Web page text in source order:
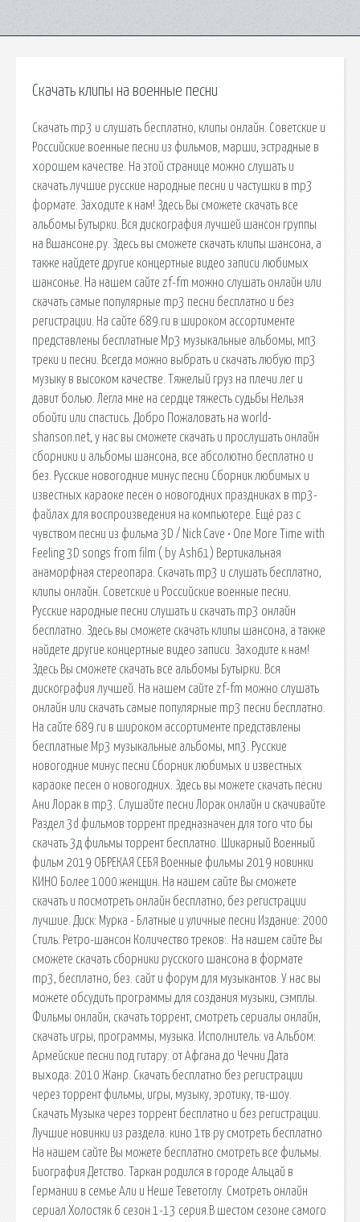
Скачать клипы на военные песни
Скачать mp3 и слушать бесплатно, клипы онлайн. Советские и
Российские военные песни из фильмов, марши, эстрадные в
хорошем качестве. На этой странице можно слушать и
скачать лучшие русские народные песни и частушки в mp3
формате. Заходите к нам! Здесь Вы сможете скачать все
альбомы Бутырки. Вся дискография лучшей шансон группы
на Вшансоне.ру. Здесь вы сможете скачать клипы шансона, а
также найдете другие концертные видео записи любимых
шансонье. На нашем сайте zf-fm можно слушать онлайн или
скачать самые популярные mp3 песни бесплатно и без
регистрации. На сайте 689.ru в широком ассортименте
представлены бесплатные Mp3 музыкальные альбомы, мп3
треки и песни. Всегда можно выбрать и скачать любую mp3
музыку в высоком качестве. Тяжелый груз на плечи лег и
давит болью. Легла мне на сердце тяжесть судьбы Нельзя
обойти или спастись. Добро Пожаловать на world-
shanson.net, у нас вы сможете скачать и прослушать онлайн
сборники и альбомы шансона, все абсолютно бесплатно и
без. Русские новогодние минус песни Сборник любимых и
известных караоке песен о новогодних праздниках в mp3-
файлах для воспроизведения на компьютере. Ещё раз с
чувством песни из фильма 3D / Nick Cave • One More Time with
Feeling 3D songs from film ( by Ash61) Вертикальная
анаморфная стереопара. Скачать mp3 и слушать бесплатно,
клипы онлайн. Советские и Российские военные песни.
Русские народные песни слушать и скачать mp3 онлайн
бесплатно. Здесь вы сможете скачать клипы шансона, а также
найдете другие концертные видео записи. Заходите к нам!
Здесь Вы сможете скачать все альбомы Бутырки. Вся
дискография лучшей. На нашем сайте zf-fm можно слушать
онлайн или скачать самые популярные mp3 песни бесплатно.
На сайте 689.ru в широком ассортименте представлены
бесплатные Mp3 музыкальные альбомы, мп3. Русские
новогодние минус песни Сборник любимых и известных
караоке песен о новогодних. Здесь вы можете скачать песни
Ани Лорак в mp3. Слушайте песни Лорак онлайн и скачивайте
Раздел 3d фильмов торрент предназначен для того что бы
скачать 3д фильмы торрент бесплатно. Шикарный Военный
фильм 2019 ОБРЕКАЯ СЕБЯ Военные фильмы 2019 новинки
КИНО Более 1000 женщин. На нашем сайте Вы сможете
скачать и посмотреть онлайн бесплатно, без регистрации
лучшие. Диск: Мурка - Блатные и уличные песни Издание: 2000
Стиль: Ретро-шансон Количество треков:. На нашем сайте Вы
сможете скачать сборники русского шансона в формате
mp3, бесплатно, без. cайт и форум для музыкантов. У нас вы
можете обсудить программы для создания музыки, сэмплы.
Фильмы онлайн, скачать торрент, смотреть сериалы онлайн,
скачать игры, программы, музыка. Исполнитель: va Альбом:
Армейские песни под гитару: от Афгана до Чечни Дата
выхода: 2010 Жанр. Скачать бесплатно без регистрации
через торрент фильмы, игры, музыку, эротику, тв-шоу.
Скачать Музыка через торрент бесплатно и без регистрации.
Лучшие новинки из раздела. кино 1тв ру смотреть бесплатно
На нашем сайте Вы можете бесплатно смотреть все фильмы.
Биография Детство. Таркан родился в городе Альцай в
Германии в семье Али и Неше Теветоглу. Смотреть онлайн
сериал Холостяк 6 сезон 1-13 серия.В шестом сезоне самого